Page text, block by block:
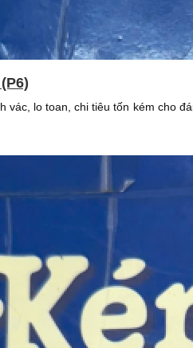
vác, lo toan, chi tiêu tốn kém cho